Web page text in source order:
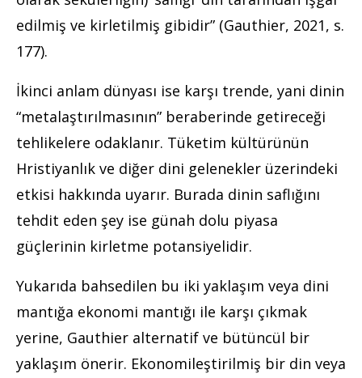
edilmiş ve kirletilmiş gibidir” (Gauthier, 2021, s.
177).
İkinci anlam dünyası ise karşı trende, yani dinin
“metalaştırılmasının” beraberinde getireceği
tehlikelere odaklanır. Tüketim kültürünün
Hristiyanlık ve diğer dini gelenekler üzerindeki
etkisi hakkında uyarır. Burada dinin saflığını
tehdit eden şey ise günah dolu piyasa
güçlerinin kirletme potansiyelidir.
Yukarıda bahsedilen bu iki yaklaşım veya dini
mantığa ekonomi mantığı ile karşı çıkmak
yerine, Gauthier alternatif ve bütüncül bir
yaklaşım önerir. Ekonomileştirilmiş bir din veya